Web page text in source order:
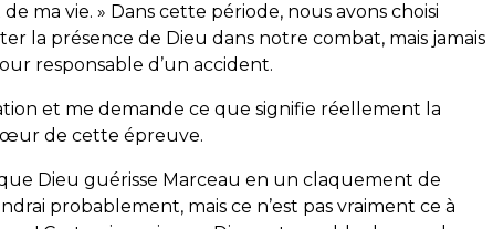
ma vie. » Dans cette période, nous avons choisi
la présence de Dieu dans notre combat, mais jamais
responsable d’un accident.
et me demande ce que signifie réellement la
de cette épreuve.
Dieu guérisse Marceau en un claquement de
probablement, mais ce n’est pas vraiment ce à